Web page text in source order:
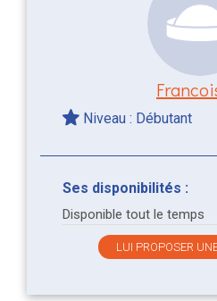
Niveau : Débutant
Ses disponibilités :
Disponible tout le temps
LUI PROPOSER